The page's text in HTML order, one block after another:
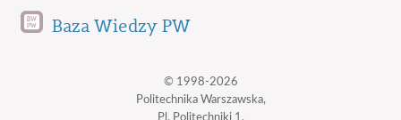
Baza Wiedzy PW
© 1998-2026
Politechnika Warszawska,
Pl. Politechniki 1,